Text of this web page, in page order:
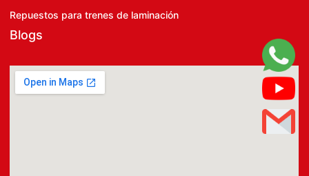
Repuestos para trenes de laminación
Blogs